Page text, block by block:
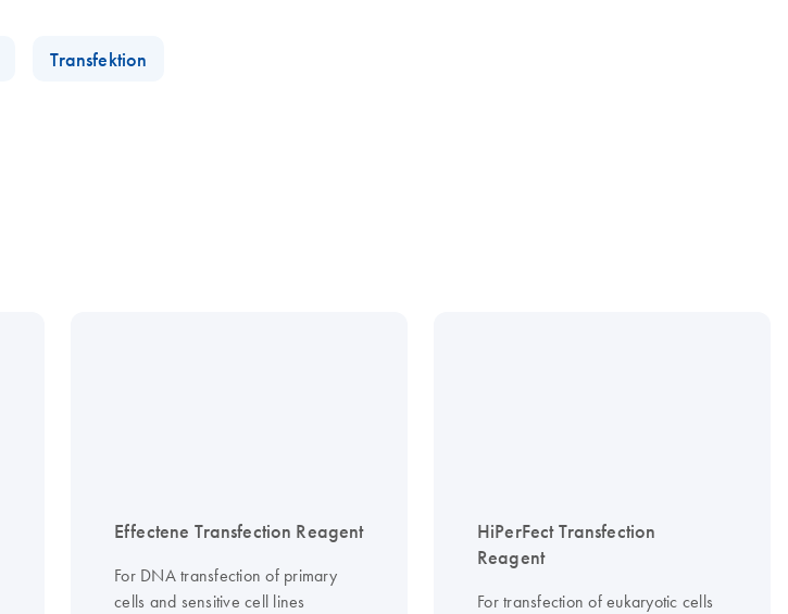
Transfektion
Effectene Transfection Reagent
For DNA transfection of primary
cells and sensitive cell lines
HiPerFect Transfection
Reagent
For transfection of eukaryotic cells